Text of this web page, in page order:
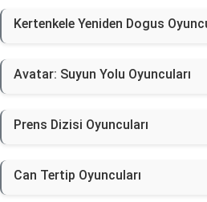
Kertenkele Yeniden Dogus
Avatar: Suyun Yolu Oyuncuları
Prens Dizisi Oyuncuları
Can Tertip Oyuncuları